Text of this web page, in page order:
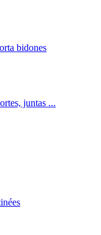
bidones
juntas ...